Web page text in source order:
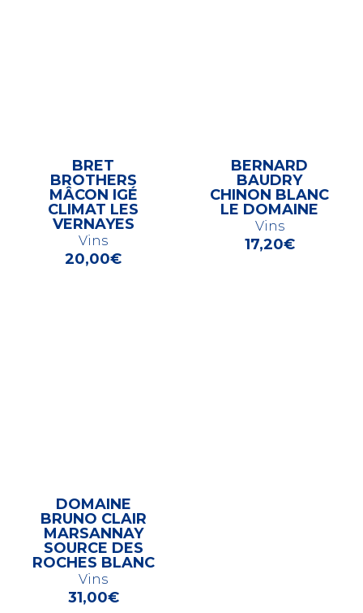
BRET
BROTHERS
MÂCON IGÉ
CLIMAT LES
VERNAYES
Vins
20,00€
BERNARD
BAUDRY
CHINON BLANC
LE DOMAINE
Vins
17,20€
DOMAINE
BRUNO CLAIR
MARSANNAY
SOURCE DES
ROCHES BLANC
Vins
31,00€